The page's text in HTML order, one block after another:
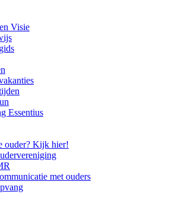
Visie
Essentius
ouder? Kijk hier!
met ouders